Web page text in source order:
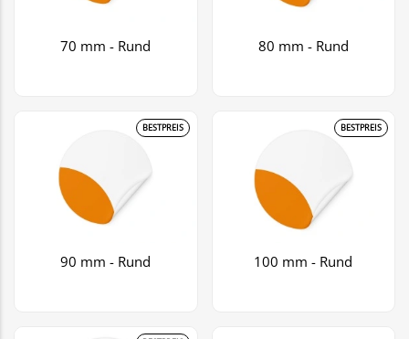
70 mm - Rund 80 mm - Rund
90 mm - Rund
BESTPREIS
100 mm - Rund
BESTPREIS